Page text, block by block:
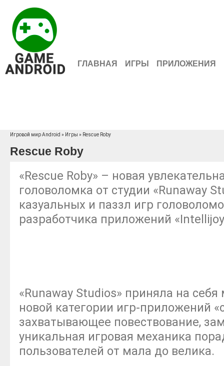
ГЛАВНАЯ ИГРЫ ПРИЛОЖЕНИЯ
Игровой мир Android » Игры » Rescue Roby
Rescue Roby
«Rescue Roby» – новая
головоломка от студии «Runaway
казуальных и паззл игр
разработчика приложений
«Runaway Studios» приняла на
новой категории игр-приложений
захватывающее повествование,
уникальная игровая механика
пользователей от мала до велика.